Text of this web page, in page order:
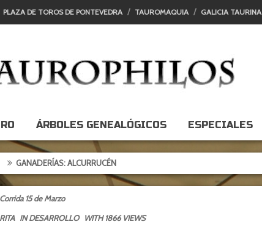
PLAZA DE TOROS DE PONTEVEDRA TAUROMAQUIA GALICIA TAURINA
ÁRBOLES GENEALÓGICOS ESPECIALES
ALCURRUCÉN
15 de Marzo
INDESARROLLO WITH 1866 VIEWS